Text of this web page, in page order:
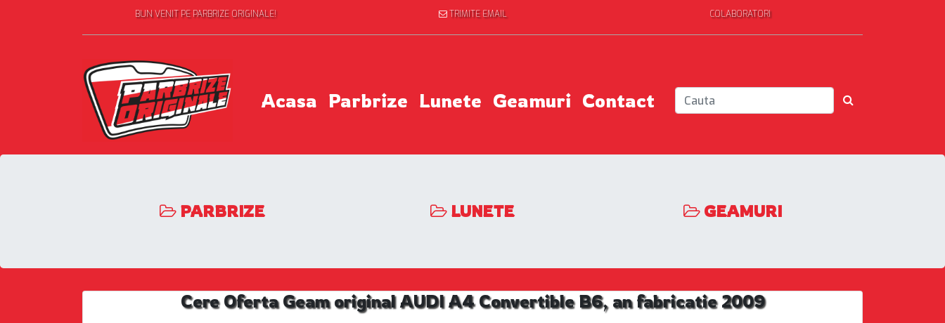
BUN VENIT PE PARBRIZE ORIGINALE! TRIMITE EMAIL COLABORATORI
Acasa Parbrize Lunete Geamuri Contact
PARBRIZE LUNETE GEAMURI
Cere Oferta Geam original AUDI A4 Convertible B6, an fabricatie 2009